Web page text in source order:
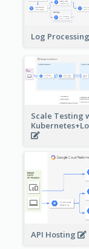
Log Processing
Scale Testing
API Hosting